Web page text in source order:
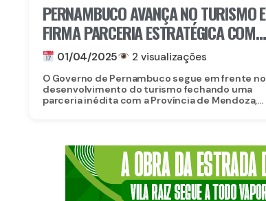
PERNAMBUCO AVANÇA NO TURISMO E
FIRMA PARCERIA ESTRATÉGICA COM
MENDOZA NO ENOTURISMO
01/04/2025 2 visualizações
O Governo de Pernambuco segue em frente no
desenvolvimento do turismo fechando uma
parceria inédita com a Província de Mendoza,...